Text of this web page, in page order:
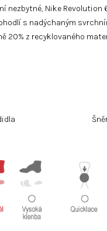
nezbytné, Nike Revolution
s nadýchaným
20% z recyklovaného